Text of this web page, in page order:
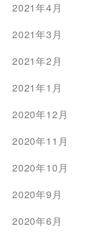
2021年4月
2021年3月
2021年2月
2021年1月
2020年12月
2020年11月
2020年10月
2020年9月
2020年6月